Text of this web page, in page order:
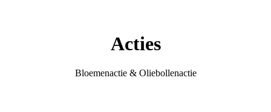
Acties
Bloemenactie & Oliebollenactie